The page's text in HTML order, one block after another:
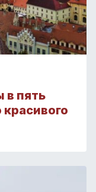
в пять